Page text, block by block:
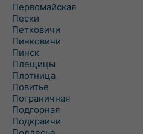
Первомайская
Пески
Петковичи
Пинковичи
Пинск
Плещицы
Плотница
Повитье
Пограничная
Подгорная
Подкраичи